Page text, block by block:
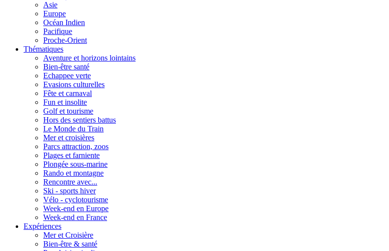
Asie
Europe
Océan Indien
Pacifique
Proche-Orient
Thématiques
Aventure et horizons lointains
Bien-être santé
Echappee verte
Evasions culturelles
Fête et carnaval
Fun et insolite
Golf et tourisme
Hors des sentiers battus
Le Monde du Train
Mer et croisières
Parcs attraction, zoos
Plages et farniente
Plongée sous-marine
Rando et montagne
Rencontre avec...
Ski - sports hiver
Vélo - cyclotourisme
Week-end en Europe
Week-end en France
Expériences
Mer et Croisière
Bien-être & santé